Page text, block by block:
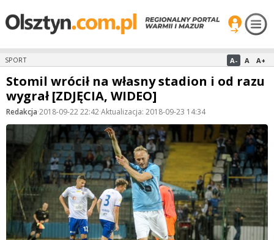
SPORT A- A A+
Stomil wrócił na własny stadion i od razu
wygrał [ZDJĘCIA, WIDEO]
Redakcja·2018-09-22 22:42·Aktualizacja: 2018-09-23 14:34